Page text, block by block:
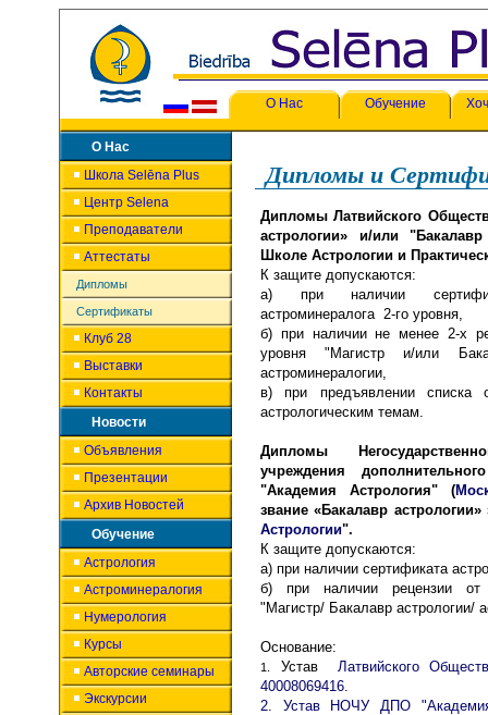
О Нас Обучение
О Нас
Школа Selēna Plus
Центр Selena
Преподаватели
Аттестаты
Дипломы
Сертификаты
Клуб 28
Выставки
Контакты
Новости
Объявления
Презентации
Архив Новостей
Обучение
Астрология
Астроминералогия
Нумерология
Курсы
Авторские семинары
Экскурсии
Дипломы и
Дипломы Латвийского
астрологии» и/или "Бакалавр
Школе Астрологии и
К защите допускаются:
а) при наличии
астроминералога 2-го уровня,
б) при наличии не менее 2-х
уровня "Магистр и/или
астроминералогии,
в) при предъявлении списка
астрологическим темам.
Дипломы
учреждения
"Академия Астрология" (
звание «Бакалавр астрологии»
Астрологии".
К защите допускаются:
а) при наличии сертификата
б)при наличии рецензии от
"Магистр/ Бакалавр астрологии/
Основание:
1. Устав
Латвийского
40008069416.
2. Устав НОЧУ ДПО "Академия